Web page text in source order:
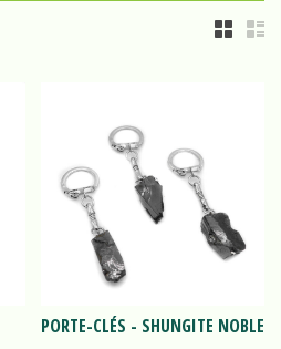
PORTE-CLÉS - SHUNGITE NOBLE